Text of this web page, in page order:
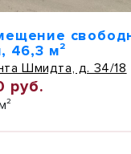
46,3 м²
Шмидта, д. 34/18
руб.